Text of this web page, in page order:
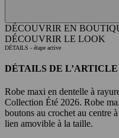
DÉCOUVRIR EN
DÉCOUVRIR LE LOOK
DÉTAILS - étape active
DÉTAILS DE L’ARTICLE
Robe maxi en dentelle à
Collection Été 2026. Robe
boutons au crochet au centre
lien amovible à la taille.